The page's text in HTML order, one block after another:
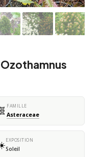
🧬 FAMILLE
Asteraceae
EXPOSITION
Soleil